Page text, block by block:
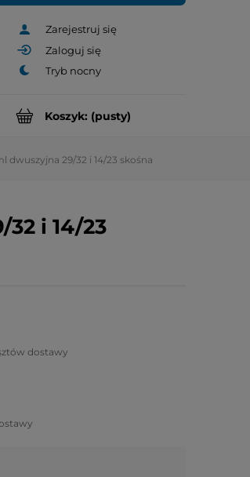
Zarejestruj się
Zaloguj się
Koszyk: (pusty)
dwuszyjna 29/32 i 14/23 skośna
i 14/23
dostawy